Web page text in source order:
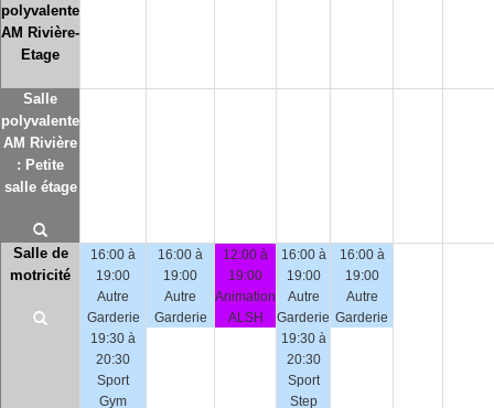
polyvalente
AM Rivière-
Etage
Salle
polyvalente
AM Rivière
: Petite
salle étage
Salle de
motricité
16:00 à
19:00
Autre
Garderie
19:30 à
20:30
Sport
Gym
16:00 à
19:00
Autre
Garderie
12:00 à
19:00
Animation
ALSH
16:00 à
19:00
Autre
Garderie
19:30 à
20:30
Sport
Step
16:00 à
19:00
Autre
Garderie